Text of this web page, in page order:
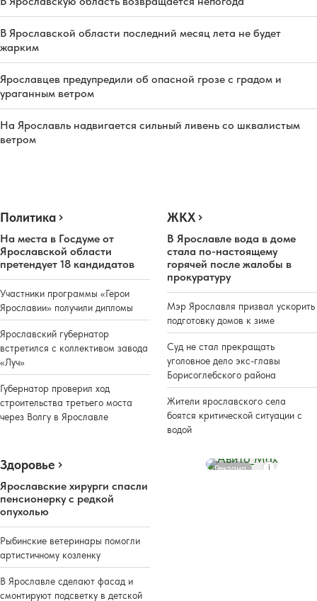
В Ярославской области последний месяц лета не будет
жарким
Ярославцев предупредили об опасной грозе с градом и
ураганным ветром
На Ярославль надвигается сильный ливень со шквалистым
ветром
Политика
На места в Госдуме от
Ярославской области
претендует 18 кандидатов
Участники программы «Герои
Ярославии» получили дипломы
Ярославский губернатор
встретился с коллективом завода
«Луч»
Губернатор проверил ход
строительства третьего моста
через Волгу в Ярославле
ЖКХ
В Ярославле вода в доме
стала по-настоящему
горячей после жалобы в
прокуратуру
Мэр Ярославля призвал ускорить
подготовку домов к зиме
Суд не стал прекращать
уголовное дело экс-главы
Борисоглебского района
Жители ярославского села
боятся критической ситуации с
водой
Здоровье
Ярославские хирурги спасли
пенсионерку с редкой
опухолью
Рыбинские ветеринары помогли
артистичному козленку
В Ярославле сделают фасад и
смонтируют подсветку в детской
Реклама